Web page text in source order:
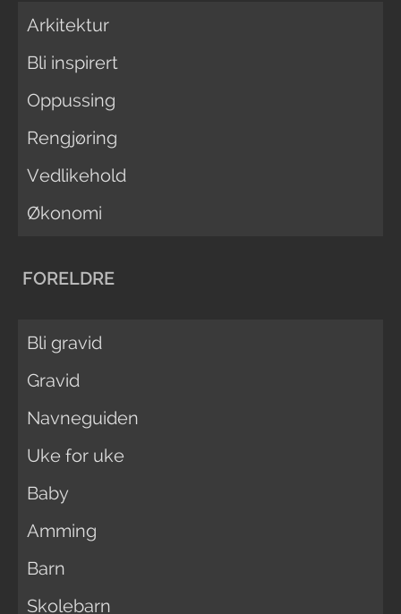
Arkitektur
Bli inspirert
Oppussing
Rengjøring
Vedlikehold
Økonomi
FORELDRE
Bli gravid
Gravid
Navneguiden
Uke for uke
Baby
Amming
Barn
Skolebarn